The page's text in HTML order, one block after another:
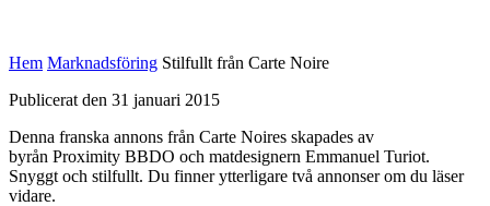
Hem Marknadsföring Stilfullt från Carte Noire
Publicerat den 31 januari 2015
Denna franska annons från Carte Noires skapades av
byrån Proximity BBDO och matdesignern Emmanuel Turiot.
Snyggt och stilfullt. Du finner ytterligare två annonser om du läser
vidare.